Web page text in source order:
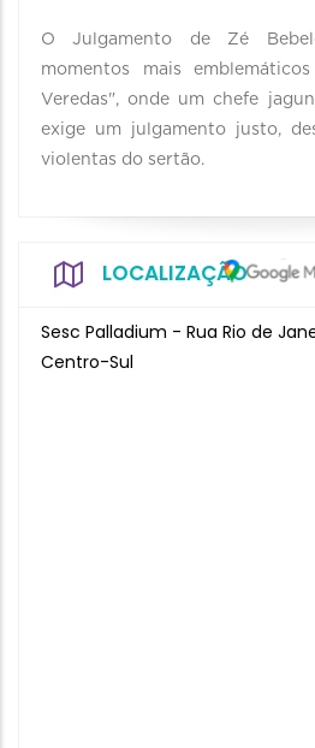
O Julgamento de Zé
momentos mais
Veredas", onde um chefe
exige um julgamento justo,
violentas do sertão.
LOCALIZAÇÃO
Sesc Palladium - Rua Rio de
Centro-Sul